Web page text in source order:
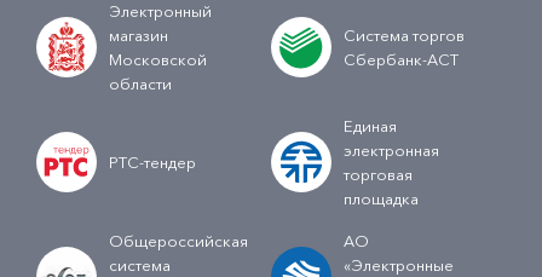
Электронный
магазин
Московской
области
Система торгов
Сбербанк-АСТ
РТС-тендер
Единая
электронная
торговая
площадка
Общероссийская
система
АО
«Электронные